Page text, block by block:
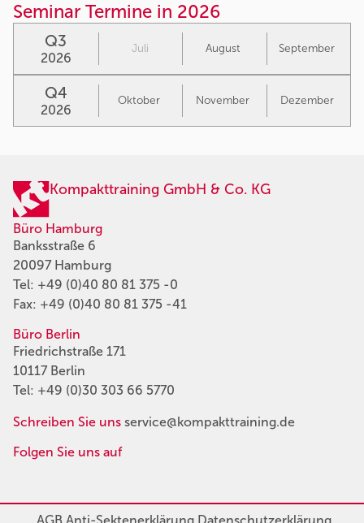
Seminar Termine in 2026
Q3
2026
Juli August September
Q4
2026
Oktober November Dezember
Kompakttraining GmbH & Co. KG
Büro Hamburg
Banksstraße 6
20097 Hamburg
Tel: +49 (0)40 80 81 375 -0
Fax: +49 (0)40 80 81 375 -41
Büro Berlin
Friedrichstraße 171
10117 Berlin
Tel: +49 (0)30 303 66 5770
Schreiben Sie uns service@kompakttraining.de
Folgen Sie uns auf